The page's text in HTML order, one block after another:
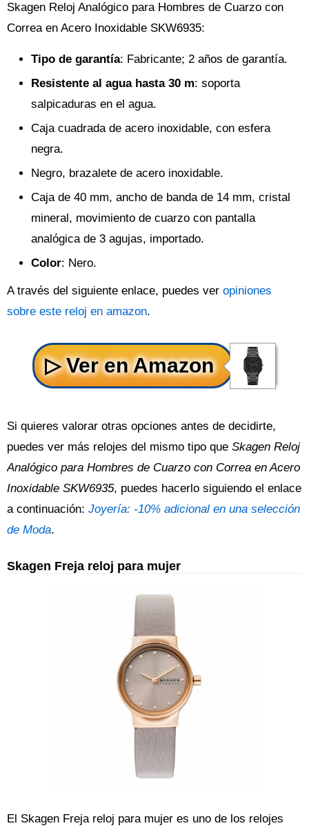
Skagen Reloj Analógico para Hombres de Cuarzo con
Correa en Acero Inoxidable SKW6935:
Tipo de garantía: Fabricante; 2 años de garantía.
Resistente al agua hasta 30 m: soporta
salpicaduras en el agua.
Caja cuadrada de acero inoxidable, con esfera
negra.
Negro, brazalete de acero inoxidable.
Caja de 40 mm, ancho de banda de 14 mm, cristal
mineral, movimiento de cuarzo con pantalla
analógica de 3 agujas, importado.
Color: Nero.
A través del siguiente enlace, puedes ver opiniones
sobre este reloj en amazon.
Si quieres valorar otras opciones antes de decidirte,
puedes ver más relojes del mismo tipo que Skagen Reloj
Analógico para Hombres de Cuarzo con Correa en Acero
Inoxidable SKW6935, puedes hacerlo siguiendo el enlace
a continuación: Joyería: -10% adicional en una selección
de Moda.
Skagen Freja reloj para mujer
El Skagen Freja reloj para mujer es uno de los relojes